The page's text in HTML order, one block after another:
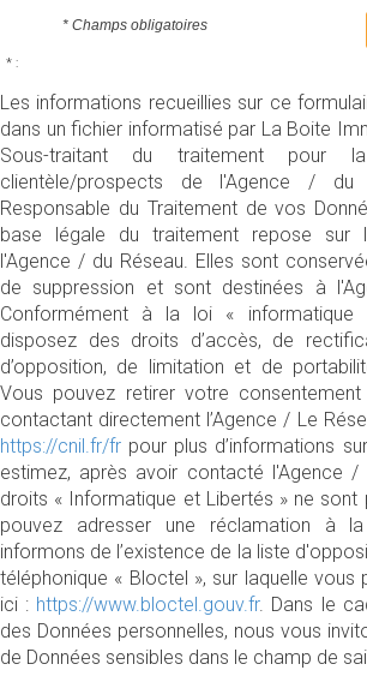
* Champs obligatoires
* :
Les informations recueillies sur ce
dans un fichier informatisé par La Boite
Sous-traitant du traitement pour
clientèle/prospects de l'Agence / du
Responsable du Traitement de vos
base légale du traitement repose sur
l'Agence / du Réseau. Elles sont
de suppression et sont destinées à
Conformément à la loi « informatique
disposez des droits d’accès, de
d’opposition, de limitation et de
Vous pouvez retirer votre
contactant directement l’Agence / Le
https://cnil.fr/fr pour plus d’informations
estimez, après avoir contacté l'Agence /
droits « Informatique et Libertés » ne sont
pouvez adresser une réclamation à
informons de l’existence de la liste
téléphonique « Bloctel », sur laquelle vous
ici : https://www.bloctel.gouv.fr. Dans le
des Données personnelles, nous vous
de Données sensibles dans le champ de